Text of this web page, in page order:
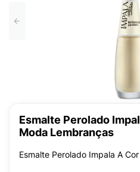
Esmalte Perolado
Moda Lembranças
Esmalte Perolado Impala A